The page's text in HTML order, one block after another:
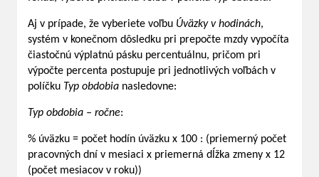
Aj v prípade, že vyberiete voľbu Úväzky v hodinách,
systém v konečnom dôsledku pri prepočte mzdy vypočíta
čiastočnú výplatnú pásku percentuálnu, pričom pri
výpočte percenta postupuje pri jednotlivých voľbách v
políčku Typ obdobia nasledovne:
Typ obdobia – ročne:
% úväzku = počet hodín úväzku x 100 : (priemerný počet
pracovných dní v mesiaci x priemerná dĺžka zmeny x 12
(počet mesiacov v roku))